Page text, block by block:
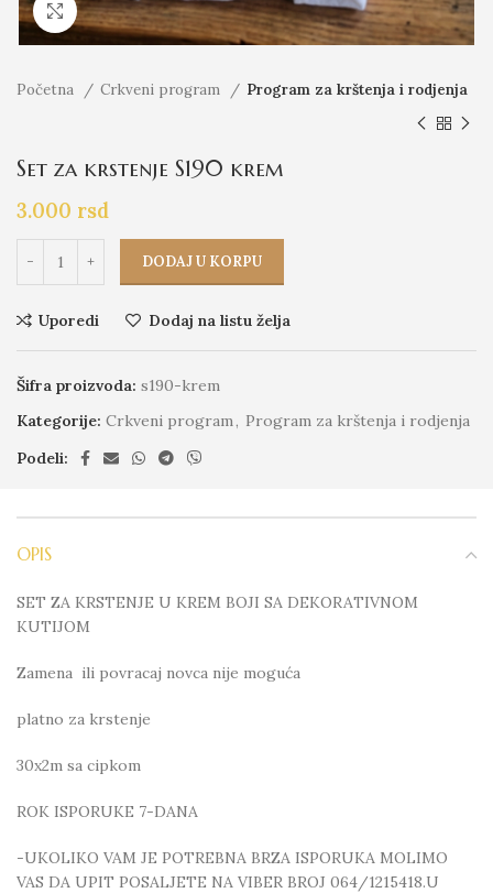
Click to enlarge
Početna Crkveni program Program za krštenja i rodjenja
Set za krstenje S190 krem
3.000 rsd
DODAJ U KORPU
Uporedi Dodaj na listu želja
Šifra proizvoda: s190-krem
Kategorije: Crkveni program, Program za krštenja i rodjenja
Podeli:
OPIS
SET ZA KRSTENJE U KREM BOJI SA DEKORATIVNOM
KUTIJOM
Zamena ili povracaj novca nije moguća
platno za krstenje
30x2m sa cipkom
ROK ISPORUKE 7-DANA
-UKOLIKO VAM JE POTREBNA BRZA ISPORUKA MOLIMO
VAS DA UPIT POSALJETE NA VIBER BROJ 064/1215418.U